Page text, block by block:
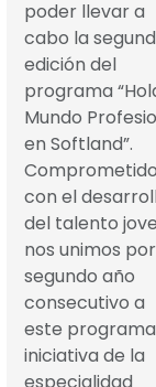
poder llevar a
cabo la
edición del
programa
Mundo
en Softland”.
con el
del talento
nos unimos por
segundo año
consecutivo a
este
iniciativa de la